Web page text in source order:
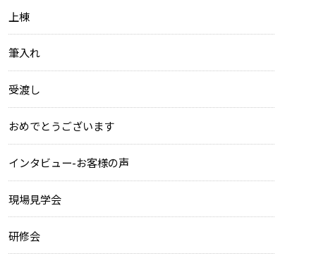
上棟
筆入れ
受渡し
おめでとうございます
インタビュー-お客様の声
現場見学会
研修会